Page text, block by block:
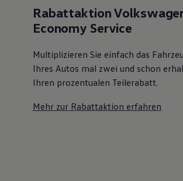
Rabattaktion
Economy Service
Multiplizieren Sie einfach das
Ihres Autos mal zwei und schon
Ihren prozentualen Teilerabatt.
Mehr zur Rabattaktion erfahren